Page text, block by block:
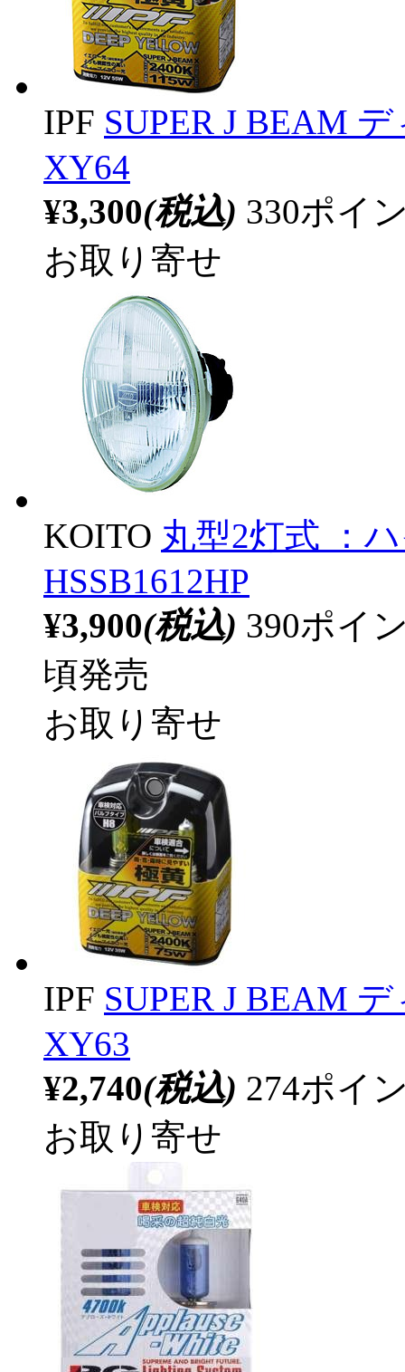
IPF SUPER J BEAM
XY64
¥3,300(税込) 330ポイ
お取り寄せ
KOITO 丸型2灯式 ：
HSSB1612HP
¥3,900(税込) 390ポイ
頃発売
お取り寄せ
IPF SUPER J BEAM
XY63
¥2,740(税込) 274ポイ
お取り寄せ